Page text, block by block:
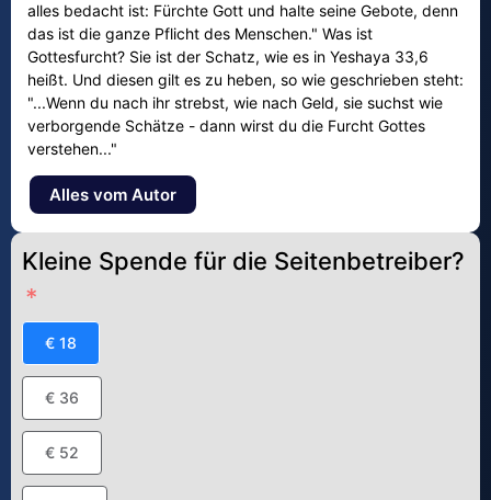
alles bedacht ist: Fürchte Gott und halte seine Gebote, denn
das ist die ganze Pflicht des Menschen." Was ist
Gottesfurcht? Sie ist der Schatz, wie es in Yeshaya 33,6
heißt. Und diesen gilt es zu heben, so wie geschrieben steht:
"...Wenn du nach ihr strebst, wie nach Geld, sie suchst wie
verborgende Schätze - dann wirst du die Furcht Gottes
verstehen..."
Alles vom Autor
Kleine Spende für die Seitenbetreiber?
€ 18
€ 36
€ 52